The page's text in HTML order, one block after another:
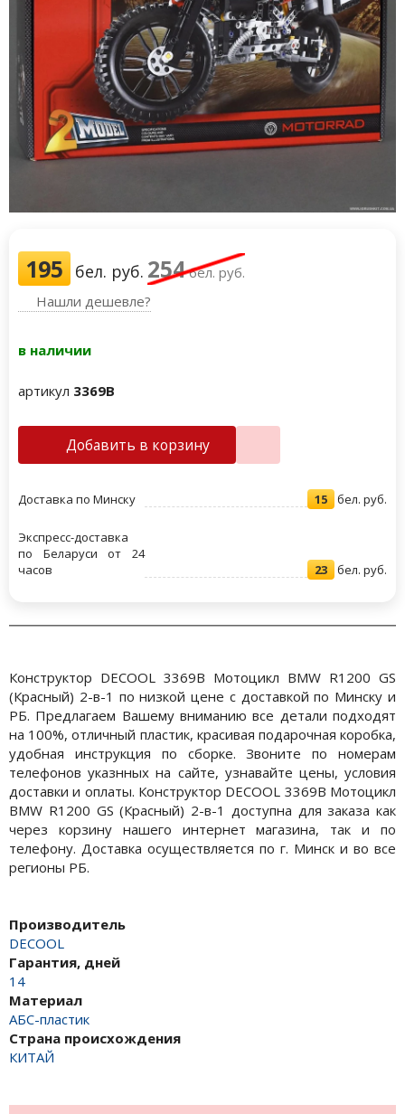
195 бел. руб. 254бел. руб.
Нашли дешевле?
в наличии
артикул 3369B
Добавить в корзину
Доставка по Минску 15 бел. руб.
Экспресс-доставка
по Беларуси от 24
часов
23 бел. руб.
Конструктор DECOOL 3369B Мотоцикл BMW R1200 GS
(Красный) 2-в-1 по низкой цене с доставкой по Минску и
РБ. Предлагаем Вашему вниманию все детали подходят
на 100%, отличный пластик, красивая подарочная коробка,
удобная инструкция по сборке. Звоните по номерам
телефонов указнных на сайте, узнавайте цены, условия
доставки и оплаты. Конструктор DECOOL 3369B Мотоцикл
BMW R1200 GS (Красный) 2-в-1 доступна для заказа как
через корзину нашего интернет магазина, так и по
телефону. Доставка осуществляется по г. Минск и во все
регионы РБ.
Производитель
DECOOL
Гарантия, дней
14
Материал
АБС-пластик
Страна происхождения
КИТАЙ